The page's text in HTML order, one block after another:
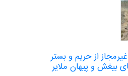
غیرمجاز از حریم و بستر
بیغش و پیهان ملایر